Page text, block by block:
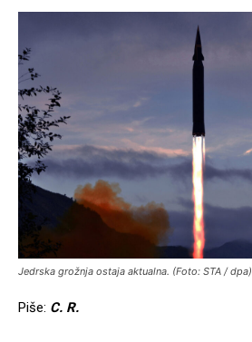
Jedrska grožnja ostaja aktualna. (Foto: STA / dpa)
Piše: C. R.